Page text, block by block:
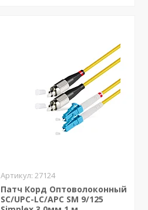
27124
Патч Корд Оптоволоконный
SС/UPC-LC/APC SM 9/125